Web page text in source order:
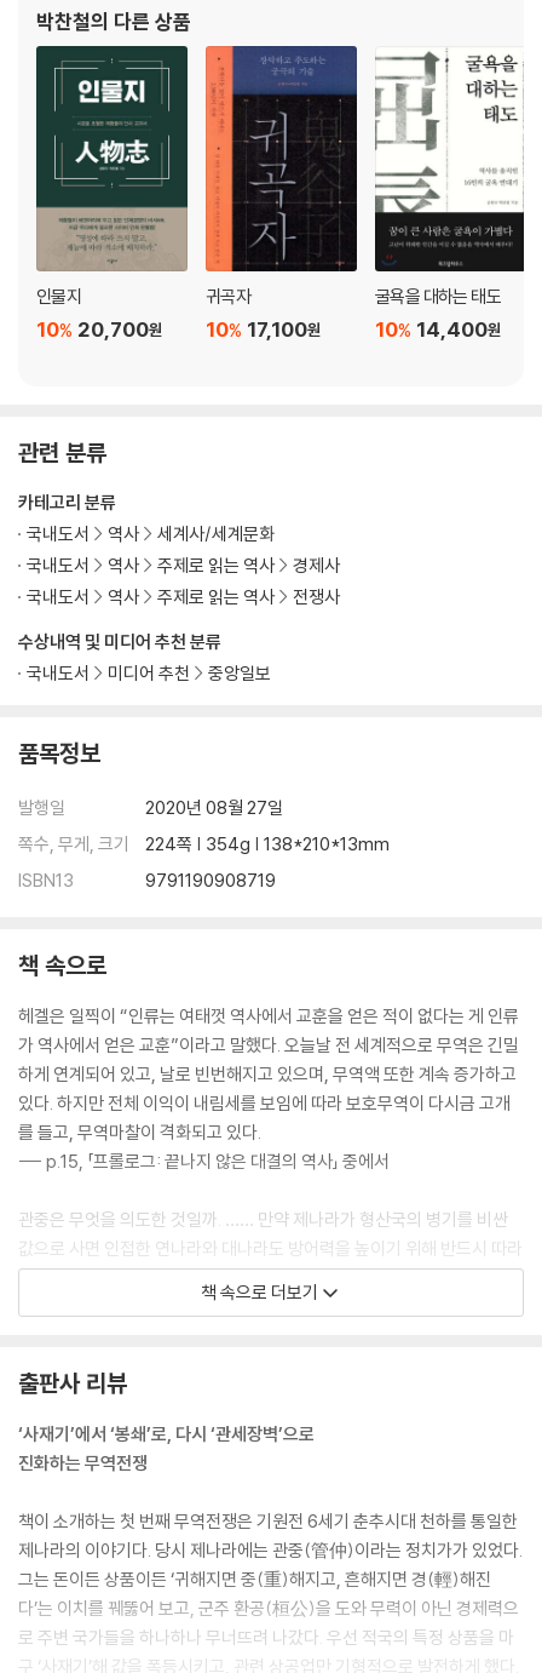
ㆍ“시간은 연합국 편이다”
2 중국을 괴롭힌 일본의 비밀전선
ㆍ덤핑으로 선제공격하다
ㆍ밀거래에 동원된 일본군
ㆍ화폐전쟁이 불붙다
3 한국전쟁을 삼킨 무역전쟁
ㆍ미국과 COCOM, UN의 삼위일체
ㆍ일본이 희생을 받아들이다
ㆍ실패로 끝난 중국 봉쇄
4 식량과 석유라는 냉전의 새로운 축
ㆍ식량위기를 역으로 이용하다
ㆍ‘역오일쇼크’라는 곰덫
ㆍ‘플라자합의’와 ‘301조’의 위력
6 바나나와 철강을 놓고 다툰 미국과 EU
ㆍ미국이 바나나에 예민한 이유
ㆍ산 넘어 산
ㆍ자유무역과 보호무역의 흐릿한 경계
비》, 《판세를 읽는
박찬철의 다른 상품
인물지
20,700원
10%
귀곡자
17,100원
10%
굴욕을 대하는 태도
14,400원
10%
관련 분류
수상내역 및 미디어 추천 분류
국내도서
미디어 추천 중앙일보
카테고리 분류
국내도서
역사
세계사/세계문화
국내도서
역사 주제로 읽는 역사
경제사
국내도서
역사 주제로 읽는 역사 전쟁사
품목정보
발행일
2020년 08월 27일
쪽수, 무게, 크기
224쪽 | 354g | 138*210*13mm
ISBN13
9791190908719
책 속으로
헤겔은 일찍이 “인류는 여태껏 역사에서 교훈을 얻은 적이 없다는 게 인류
가 역사에서 얻은 교훈”이라고 말했다. 오늘날 전 세계적으로 무역은 긴밀
하게 연계되어 있고, 날로 빈번해지고 있으며, 무역액 또한 계속 증가하고
있다. 하지만 전체 이익이 내림세를 보임에 따라 보호무역이 다시금 고개
를 들고, 무역마찰이 격화되고 있다.
--- p.15, 「프롤로그: 끝나지 않은 대결의 역사」 중에서
관중은 무엇을 의도한 것일까. …… 만약 제나라가 형산국의 병기를 비싼
값으로 사면 인접한 연나라와 대나라도 방어력을 높이기 위해 반드시 따라
사게 될 것이고, 진나라와 조나라도 제나라가 그들을 공격할 것이라고 여
겨 분명 따라 살 것이다. 이렇게 되면 형산국의 병기가격은 대폭 상승할 것
것이고, 이에 따른 연쇄효과는 형산국이 예상하거나 통제할 수 없다. 그때
가 되면 자연스럽게 형산국을 무너뜨릴 방법이 생긴다는 것이다.
--- p.24, 「춘추시대를 제패한 제나라의 비밀」 중에서
자료에 따르면 당시 원산지인 남아시아와 유럽의 향료가격은 20배가 넘게
차이 났다.
…… 그 누구라도 이러한 거부(巨富)를 외면하기는 어려웠다. 이는 신실한
유럽인들을 세속적이고 타산적으로 변하게 했다. 향료무역을 둘러싼 암투
와 피 흘리는 희생의 막이 오른 것이다.
--- p.55, 「동양과 서양을 이은 향료무역」 중에서
책 속으로 더보기
출판사 리뷰
‘사재기’에서 ‘봉쇄’로, 다시 ‘관세장벽’으로
진화하는 무역전쟁
책이 소개하는 첫 번째 무역전쟁은 기원전 6세기 춘추시대 천하를 통일한
제나라의 이야기다. 당시 제나라에는 관중(管仲)이라는 정치가가 있었다.
그는 돈이든 상품이든 ‘귀해지면 중(重)해지고, 흔해지면 경(輕)해진
다’는 이치를 꿰뚫어 보고, 군주 환공(桓公)을 도와 무력이 아닌 경제력으
로 주변 국가들을 하나하나 무너뜨려 나갔다. 우선 적국의 특정 상품을 마
구 ‘사재기’해 값을 폭등시키고, 관련 상공업만 기형적으로 발전하게 했다.